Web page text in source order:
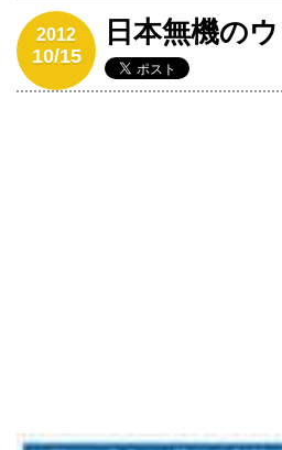
2012
10/15
日本無機の